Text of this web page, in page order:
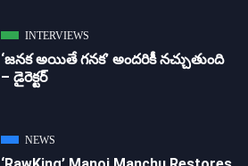
INTERVIEWS
‘జ‌న‌క అయితే గ‌న‌క‌’ అందరికీ నచ్చుతుంది
– డైరెక్ట‌ర్
NEWS